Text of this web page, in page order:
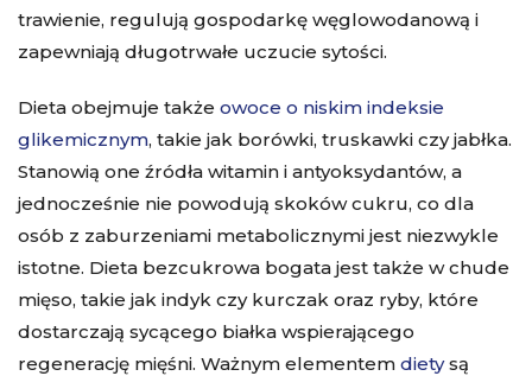
trawienie, regulują gospodarkę węglowodanową i
zapewniają długotrwałe uczucie sytości.
Dieta obejmuje także owoce o niskim indeksie
glikemicznym, takie jak borówki, truskawki czy jabłka.
Stanowią one źródła witamin i antyoksydantów, a
jednocześnie nie powodują skoków cukru, co dla
osób z zaburzeniami metabolicznymi jest niezwykle
istotne. Dieta bezcukrowa bogata jest także w chude
mięso, takie jak indyk czy kurczak oraz ryby, które
dostarczają sycącego białka wspierającego
regenerację mięśni. Ważnym elementem dietysą